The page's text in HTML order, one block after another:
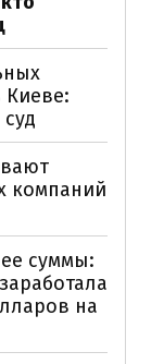
Киеве:
компаний
суммы:
на